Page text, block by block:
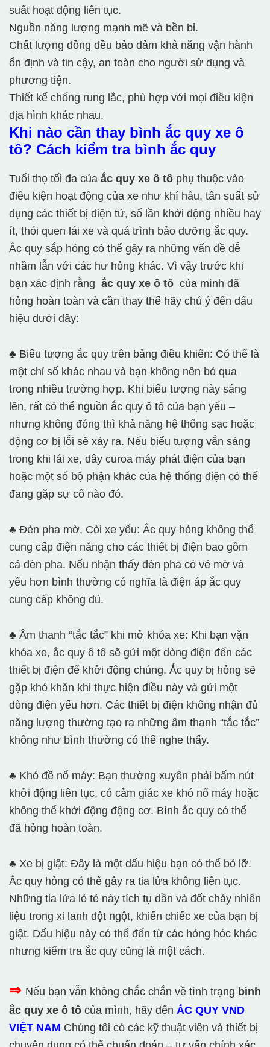
suất hoạt động liên tục.
Nguồn năng lượng mạnh mẽ và bền bỉ.
Chất lượng đồng đều bảo đảm khả năng vận hành
ổn định và tin cậy, an toàn cho người sử dụng và
phương tiện.
Thiết kế chống rung lắc, phù hợp với mọi điều kiện
địa hình khác nhau.
Khi nào cần thay bình ắc quy xe ô
tô? Cách kiểm tra bình ắc quy
Tuổi thọ tối đa của ắc quy xe ô tô phụ thuộc vào
điều kiện hoạt động của xe như khí hâu, tần suất sử
dụng các thiết bị điện tử, số lần khởi động nhiều hay
ít, thói quen lái xe và quá trình bảo dưỡng ắc quy.
Ắc quy sắp hỏng có thể gây ra những vấn đề dễ
nhầm lẫn với các hư hỏng khác. Vì vậy trước khi
bạn xác định rằng ắc quy xe ô tô của mình đã
hỏng hoàn toàn và cần thay thế hãy chú ý đến dấu
hiệu dưới đây:
♣ Biểu tượng ắc quy trên bảng điều khiển: Có thể là
một chỉ số khác nhau và bạn không nên bỏ qua
trong nhiều trường hợp. Khi biểu tượng này sáng
lên, rất có thể nguồn ắc quy ô tô của bạn yếu –
nhưng không đóng thì khả năng hệ thống sạc hoặc
động cơ bị lỗi sẽ xảy ra. Nếu biểu tượng vẫn sáng
trong khi lái xe, dây curoa máy phát điện của bạn
hoặc một số bộ phận khác của hệ thống điện có thể
đang gặp sự cố nào đó.
♣ Đèn pha mờ, Còi xe yếu: Ắc quy hỏng không thể
cung cấp điện năng cho các thiết bị điện bao gồm
cả đèn pha. Nếu nhận thấy đèn pha có vẻ mờ và
yếu hơn bình thường có nghĩa là điện áp ắc quy
cung cấp không đủ.
♣ Âm thanh “tắc tắc” khi mở khóa xe: Khi bạn vặn
khóa xe, ắc quy ô tô sẽ gửi một dòng điện đến các
thiết bị điện để khởi động chúng. Ắc quy bị hỏng sẽ
gặp khó khăn khi thực hiện điều này và gửi một
dòng điện yếu hơn. Các thiết bị điện không nhận đủ
năng lượng thường tạo ra những âm thanh “tắc tắc”
không như bình thường có thể nghe thấy.
♣ Khó đề nổ máy: Bạn thường xuyên phải bấm nút
khởi động liên tục, có cảm giác xe khó nổ máy hoặc
không thể khởi động động cơ. Bình ắc quy có thể
đã hỏng hoàn toàn.
♣ Xe bị giật: Đây là một dấu hiệu bạn có thể bỏ lỡ.
Ắc quy hỏng có thể gây ra tia lửa không liên tục.
Những tia lửa lẻ tẻ này tích tụ dần và đốt cháy nhiên
liệu trong xi lanh đột ngột, khiến chiếc xe của bạn bị
giật. Dấu hiệu này có thể đến từ các hỏng hóc khác
nhưng kiểm tra ắc quy cũng là một cách.
⇒ Nếu bạn vẫn không chắc chắn về tình trạng bình
ắc quy xe ô tô của mình, hãy đến ẮC QUY VND
VIỆT NAM Chúng tôi có các kỹ thuật viên và thiết bị